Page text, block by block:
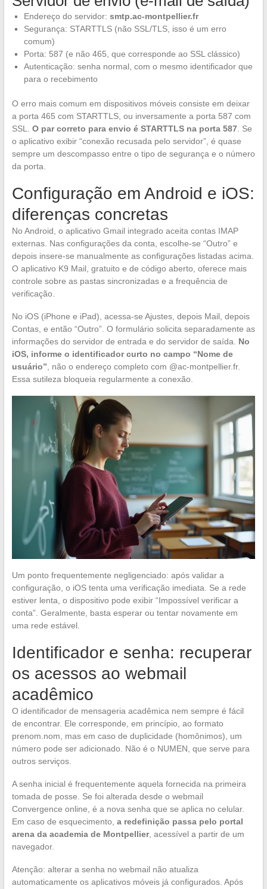
Endereço do servidor: smtp.ac-montpellier.fr
Segurança: STARTTLS (não SSL/TLS, isso é um erro
comum)
Porta: 587 (e não 465, que corresponde ao SSL clássico)
Autenticação: senha normal, com o mesmo identificador que
para o recebimento
O erro mais comum em dispositivos móveis consiste em deixar
a porta 465 com STARTTLS, ou inversamente a porta 587 com
SSL. O par correto para envio é STARTTLS na porta 587. Se
o aplicativo exibir “conexão recusada pelo servidor”, é quase
sempre um descompasso entre o tipo de segurança e o número
da porta.
Configuração em Android e iOS:
diferenças concretas
No Android, o aplicativo Gmail integrado aceita contas IMAP
externas. Nas configurações da conta, escolhe-se “Outro” e
depois insere-se manualmente as configurações listadas acima.
O aplicativo K9 Mail, gratuito e de código aberto, oferece mais
controle sobre as pastas sincronizadas e a frequência de
verificação.
No iOS (iPhone e iPad), acessa-se Ajustes, depois Mail, depois
Contas, e então “Outro”. O formulário solicita separadamente as
informações do servidor de entrada e do servidor de saída. No
iOS, informe o identificador curto no campo “Nome de
usuário”, não o endereço completo com @ac-montpellier.fr.
Essa sutileza bloqueia regularmente a conexão.
Um ponto frequentemente negligenciado: após validar a
configuração, o iOS tenta uma verificação imediata. Se a rede
estiver lenta, o dispositivo pode exibir “Impossível verificar a
conta”. Geralmente, basta esperar ou tentar novamente em
uma rede estável.
Identificador e senha: recuperar
os acessos ao webmail
acadêmico
O identificador de mensageria acadêmica nem sempre é fácil
de encontrar. Ele corresponde, em princípio, ao formato
prenom.nom, mas em caso de duplicidade (homônimos), um
número pode ser adicionado. Não é o NUMEN, que serve para
outros serviços.
A senha inicial é frequentemente aquela fornecida na primeira
tomada de posse. Se foi alterada desde o webmail
Convergence online, é a nova senha que se aplica no celular.
Em caso de esquecimento, a redefinição passa pelo portal
arena da academia de Montpellier, acessível a partir de um
navegador.
Atenção: alterar a senha no webmail não atualiza
automaticamente os aplicativos móveis já configurados. Após